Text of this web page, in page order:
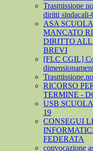
Trasmissione
diritti
ASA
MANCATO
DIRITTO
BREVI
[FLC CGIL]
RICORSO
TERMINE -
USB SCUOLA
19
CONSEGUI
FEDERATA
convocazione